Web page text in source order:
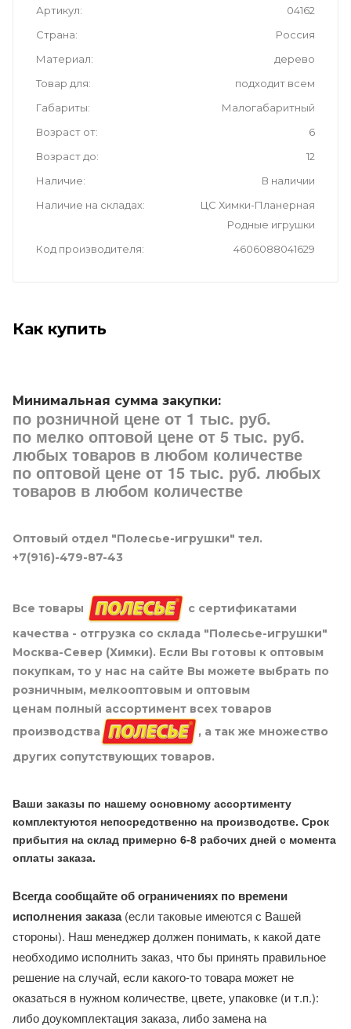
Артикул
04162
Страна
Россия
Материал
дерево
Товар для
подходит всем
Габариты
Малогабаритный
Возраст от
6
Возраст до
12
Наличие
В наличии
Наличие на складах
ЦС Химки-Планерная
Родные игрушки
Код производителя
4606088041629
Как купить
Минимальная сумма закупки:
по розничной цене от 1 тыс. руб.
по мелко оптовой цене от 5 тыс. руб.
любых товаров в любом количестве
по оптовой цене от 15 тыс. руб. любых
товаров в любом количестве
Оптовый отдел "Полесье-игрушки" тел.
+7(916)-479-87-43
Все товары
с сертификатами
качества - отгрузка со склада "Полесье-игрушки"
Москва-Север (Химки). Если Вы готовы к оптовым
покупкам, то у нас на сайте Вы можете выбрать по
розничным, мелкооптовым и оптовым
ценам полный ассортимент всех товаров
производства
, а так же множество
других сопутствующих товаров.
Ваши заказы по нашему основному ассортименту
комплектуются непосредственно на производстве. Срок
прибытия на склад примерно 6-8 рабочих дней с момента
оплаты заказа.
Всегда сообщайте об ограничениях по времени
исполнения заказа(если таковые имеются с Вашей
стороны). Наш менеджер должен понимать, к какой дате
необходимо исполнить заказ, что бы принять правильное
решение на случай, если какого-то товара может не
оказаться в нужном количестве, цвете, упаковке (и т.п.):
либо доукомплектация заказа, либо замена на